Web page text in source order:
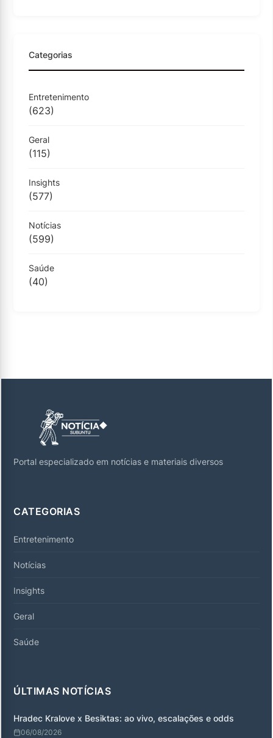
Categorias
Entretenimento
(623)
Geral
(115)
Insights
(577)
Notícias
(599)
Saúde
(40)
Portal especializado em notícias e materiais diversos
CATEGORIAS
Entretenimento
Notícias
Insights
Geral
Saúde
ÚLTIMAS NOTÍCIAS
Hradec Kralove x Besiktas: ao vivo, escalações e odds
06/08/2026